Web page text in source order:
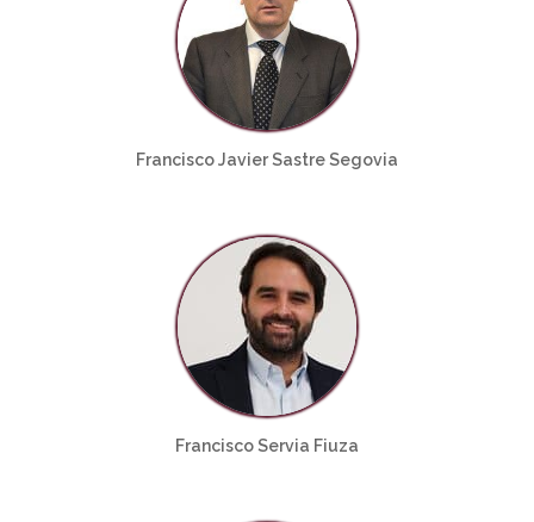
Francisco Javier Sastre Segovia
Francisco Servia Fiuza